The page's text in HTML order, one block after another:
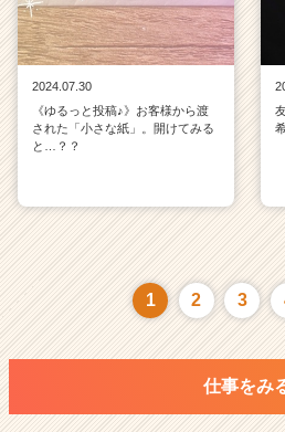
2024.07.30
《ゆるっと投稿♪》お客様から渡
された「小さな紙」。開けてみる
と…？？
1 2 3
仕事をみ